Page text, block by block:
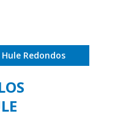
Redondos